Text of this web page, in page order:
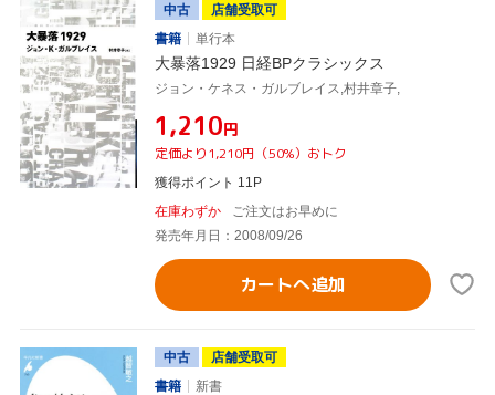
中古
店舗受取可
書籍
単行本
大暴落1929 日経BPクラシックス
ジョン・ケネス・ガルブレイス,村井章子,
¥1,210円
定価より1,210円（50%）おトク
獲得ポイント 11P
在庫わずか
ご注文はお早めに
発売年月日：2008/09/26
カートへ追加
中古
店舗受取可
書籍
新書